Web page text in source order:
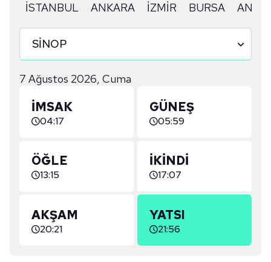
İSTANBUL ANKARA İZMİR BURSA
7 Ağustos 2026, Cuma
İMSAK
04:17
GÜNEŞ
05:59
ÖĞLE
13:15
İKINDI
17:07
AKŞAM
20:21
YATSI
21:56